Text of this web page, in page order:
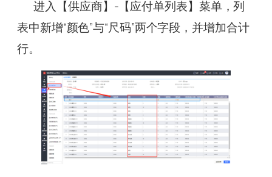
进入【供应商】-【应付单列表】菜单，列
表中新增“颜色”与“尺码”两个字段，并增加合计
行。